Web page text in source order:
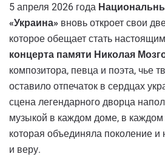
5 апреля 2026 года
«Украина» вновь откроет свои
которое обещает стать
концерта памяти Николая
композитора, певца и поэта, чье
оставило отпечаток в сердцах
сцена легендарного дворца
музыкой в ​​каждом доме, в
которая объединяла поколение и
и веру.